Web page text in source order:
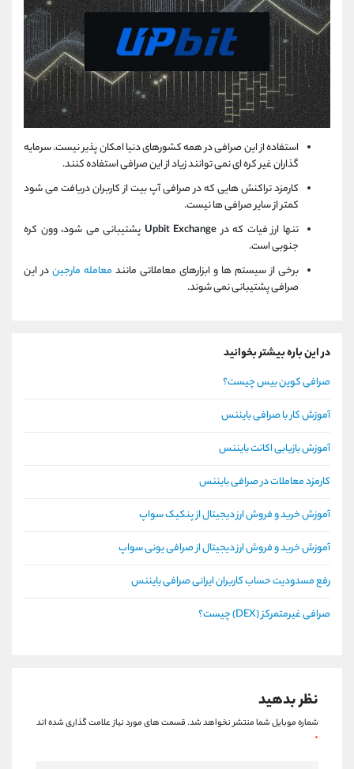
استفاده از این صرافی در همه کشورهای دنیا امکان پذیر نیست. سرمایه
گذاران غیر کره ای نمی توانند زیاد از این صرافی استفاده کنند.
کارمزد تراکنش هایی که در صرافی آپ بیت از کاربران دریافت می شود
کمتر از سایر صرافی ها نیست.
تنها ارز فیات که درUpbit Exchange پشتیبانی می شود، وون کره
جنوبی است.
برخی از سیستم ها و ابزارهای معاملاتی مانند معامله مارجیندر این
صرافی پشتیبانی نمی شوند.
در این باره بیشتر بخوانید
صرافی کوین بیس چیست؟
آموزش کار با صرافی بایننس
آموزش بازیابی اکانت بایننس
کارمزد معاملات در صرافی بایننس
آموزش خرید و فروش ارز دیجیتال از پنکیک سواپ
آموزش خرید و فروش ارز دیجیتال از صرافی یونی سواپ
رفع مسدودیت حساب کاربران ایرانی صرافی بایننس
صرافی غیرمتمرکز (DEX) چیست؟
نظر بدهید
شماره موبایل شما منتشر نخواهد شد.قسمت های مورد نیاز علامت گذاری شده اند
*